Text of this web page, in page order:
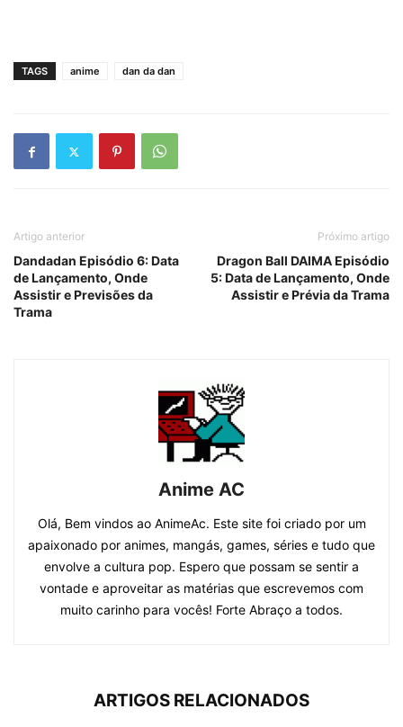
TAGS anime dan da dan
Artigo anterior
Dandadan Episódio 6: Data
de Lançamento, Onde
Assistir e Previsões da
Trama
Próximo artigo
Dragon Ball DAIMA Episódio
5: Data de Lançamento, Onde
Assistir e Prévia da Trama
Anime AC
Olá, Bem vindos ao AnimeAc. Este site foi criado por um
apaixonado por animes, mangás, games, séries e tudo que
envolve a cultura pop. Espero que possam se sentir a
vontade e aproveitar as matérias que escrevemos com
muito carinho para vocês! Forte Abraço a todos.
ARTIGOS RELACIONADOS